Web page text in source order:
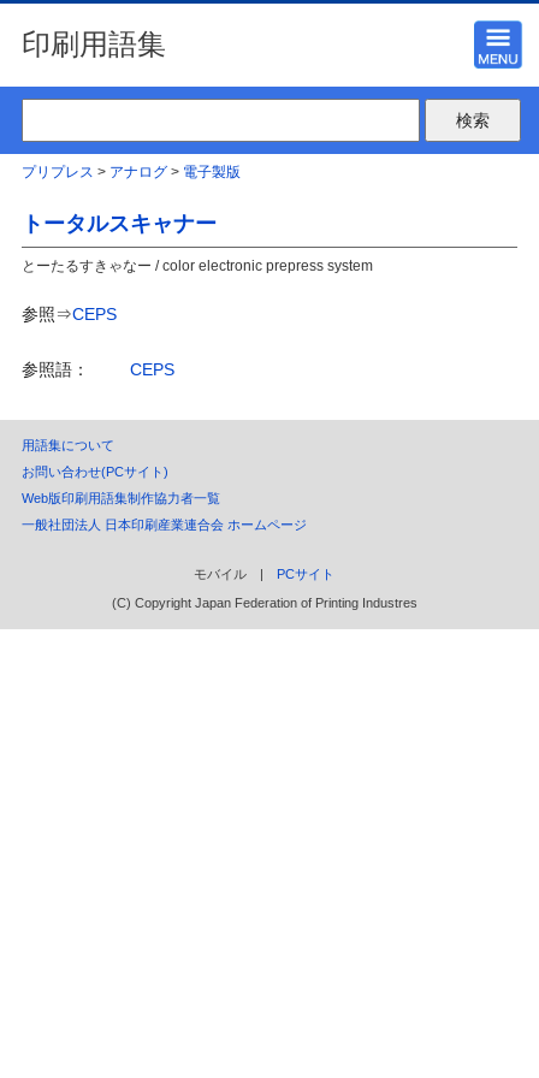
印刷用語集
プリプレス > アナログ> 電子製版
トータルスキャナー
とーたるすきゃなー / color electronic prepress system
参照⇒CEPS
参照語： CEPS
用語集について
お問い合わせ(PCサイト)
Web版印刷用語集制作協力者一覧
一般社団法人 日本印刷産業連合会 ホームページ
モバイル | PCサイト
(C) Copyright Japan Federation of Printing Industres